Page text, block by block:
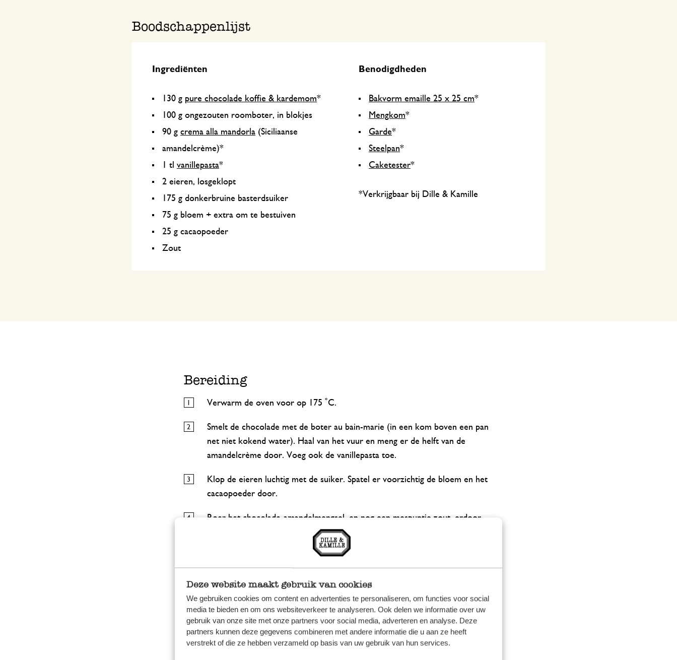
Deze website maakt gebruik van cookies
We gebruiken cookies om content en advertenties te personaliseren, om functies voor social
media te bieden en om ons websiteverkeer te analyseren. Ook delen we informatie over uw
gebruik van onze site met onze partners voor social media, adverteren en analyse. Deze
partners kunnen deze gegevens combineren met andere informatie die u aan ze heeft
verstrekt of die ze hebben verzameld op basis van uw gebruik van hun services.
Boodschappenlijst
Ingrediënten
130 g pure chocolade koffie & kardemom*
100 g ongezouten roomboter, in blokjes
90 g crema alla mandorla (Siciliaanse
amandelcrème)*
1 tl vanillepasta*
2 eieren, losgeklopt
175 g donkerbruine basterdsuiker
75 g bloem + extra om te bestuiven
25 g cacaopoeder
Zout
Benodigdheden
Bakvorm emaille 25 x 25 cm*
Mengkom*
Garde*
Steelpan*
Caketester*
*Verkrijgbaar bij Dille & Kamille
Bereiding
Verwarm de oven voor op 175 ˚C.
Smelt de chocolade met de boter au bain-marie (in een kom boven een pan
net niet kokend water). Haal van het vuur en meng er de helft van de
amandelcrème door. Voeg ook de vanillepasta toe.
Klop de eieren luchtig met de suiker. Spatel er voorzichtig de bloem en het
cacaopoeder door.
Roer het chocolade-amandelmengsel, en nog een mespuntje zout, erdoor.
Vet de bakvorm in, bestuif met bloem en doe het beslag erin.
Verwarm de rest van de amandelcrème in de steelpan op laag vuur (niet
laten koken). Schep wat toefjes op het beslag en maak er met de punt van
de caketester sierlijke 'swirls' van.
Bak de brownie in 30 - 35 minuten gaar. Prik er met de caketester in: het
deeg mag van binnen nog iets vochtig zijn.